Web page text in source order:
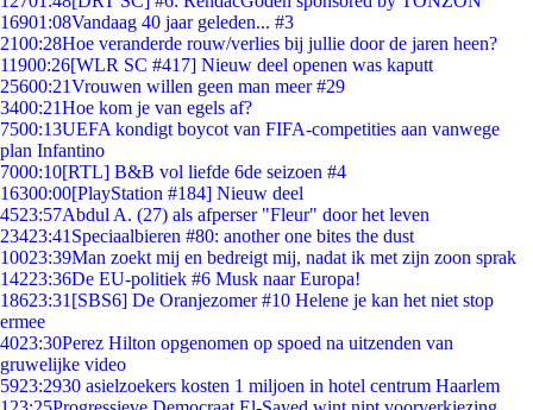
16901:08Vandaag 40 jaar geleden... #3
2100:28Hoe veranderde rouw/verlies bij jullie door de jaren heen?
11900:26[WLR SC #417] Nieuw deel openen was kaputt
25600:21Vrouwen willen geen man meer #29
3400:21Hoe kom je van egels af?
7500:13UEFA kondigt boycot van FIFA-competities aan vanwege
plan Infantino
7000:10[RTL] B&B vol liefde 6de seizoen #4
16300:00[PlayStation #184] Nieuw deel
4523:57Abdul A. (27) als afperser "Fleur" door het leven
23423:41 Speciaalbieren #80: another one bites the dust
10023:39Man zoekt mij en bedreigt mij, nadat ik met zijn zoon sprak
14223:36De EU-politiek #6 Musk naar Europa!
18623:31 [SBS6] De Oranjezomer #10 Helene je kan het niet stop
ermee
4023:30Perez Hilton opgenomen op spoed na uitzenden van
gruwelijke video
5923:2930 asielzoekers kosten 1 miljoen in hotel centrum Haarlem